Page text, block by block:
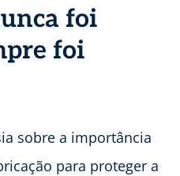
foi
foi
sobre a importância
para proteger a